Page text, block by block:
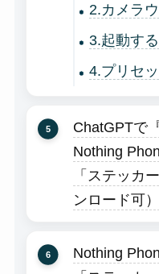
2.カメラ
3.起動す
4.プリセ
ChatGPTで
Nothing
「ステッカ
ンロード可）
Nothing